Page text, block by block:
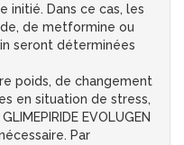
initié. Dans ce cas, les
de metformine ou
seront déterminées
poids, de changement
en situation de stress,
EVOLUGEN
Par